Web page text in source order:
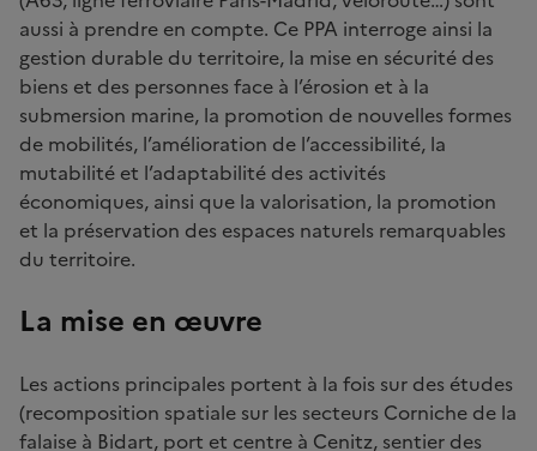
aussi à prendre en compte. Ce PPA interroge ainsi la
gestion durable du territoire, la mise en sécurité des
biens et des personnes face à l’érosion et à la
submersion marine, la promotion de nouvelles formes
de mobilités, l’amélioration de l’accessibilité, la
mutabilité et l’adaptabilité des activités
économiques, ainsi que la valorisation, la promotion
et la préservation des espaces naturels remarquables
du territoire.
La mise en œuvre
Les actions principales portent à la fois sur des études
(recomposition spatiale sur les secteurs Corniche de la
falaise à Bidart, port et centre à Cenitz, sentier des